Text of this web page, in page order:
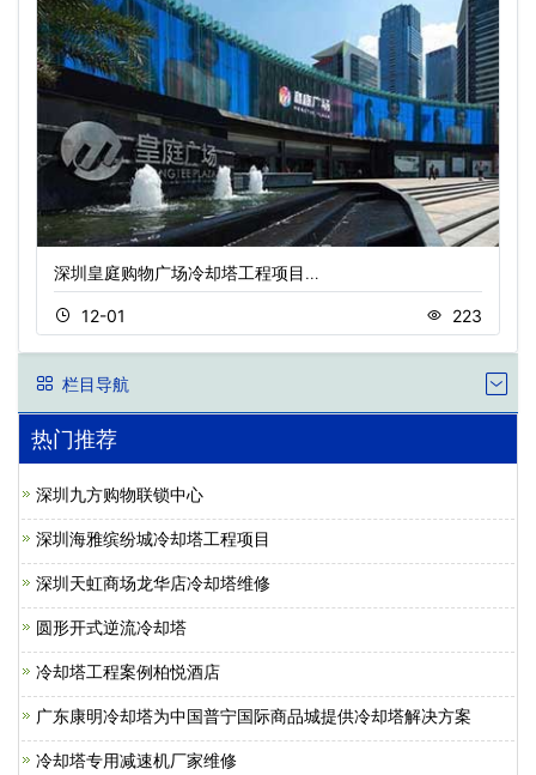
深圳皇庭购物广场冷却塔工程项目…
12-01 223
栏目导航
热门推荐
深圳九方购物联锁中心
深圳海雅缤纷城冷却塔工程项目
深圳天虹商场龙华店冷却塔维修
圆形开式逆流冷却塔
冷却塔工程案例柏悦酒店
广东康明冷却塔为中国普宁国际商品城提供冷却塔解决方案
冷却塔专用减速机厂家维修